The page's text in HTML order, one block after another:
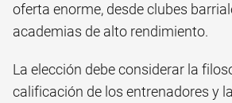
oferta enorme, desde clubes
academias de alto rendimiento.
La elección debe considerar la
calificación de los entrenadores y